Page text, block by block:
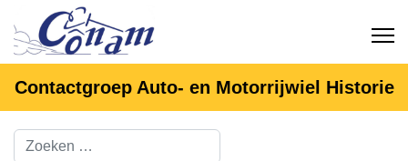
Contactgroep Auto- en Motorrijwiel Historie